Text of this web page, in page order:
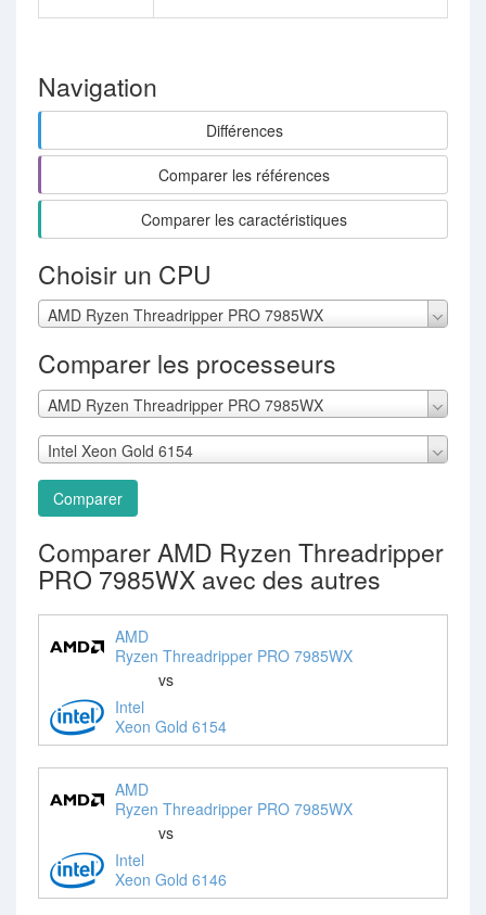
Navigation
Différences
Comparer les références
Comparer les caractéristiques
Choisir un CPU
AMD Ryzen Threadripper PRO 7985WX
Comparer les processeurs
AMD Ryzen Threadripper PRO 7985WX
Intel Xeon Gold 6154
Comparer
Comparer AMD Ryzen Threadripper
PRO 7985WX avec des autres
AMD
Ryzen Threadripper PRO 7985WX
vs
Intel
Xeon Gold 6154
AMD
Ryzen Threadripper PRO 7985WX
vs
Intel
Xeon Gold 6146